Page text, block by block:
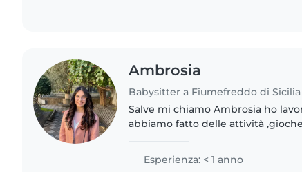
Ambrosia
Babysitter a Fiumefreddo di Sicilia
Salve mi chiamo Ambrosia ho
abbiamo fatto delle attività
Esperienza: < 1 anno